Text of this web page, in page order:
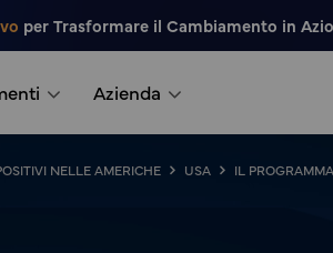
per Trasformare il Cambiamento in
Azienda
NELLE AMERICHE USA IL